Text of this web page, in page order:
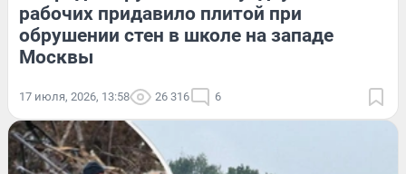
рабочих придавило плитой при
обрушении стен в школе на западе
Москвы
17 июля, 2026, 13:58 26 316 6